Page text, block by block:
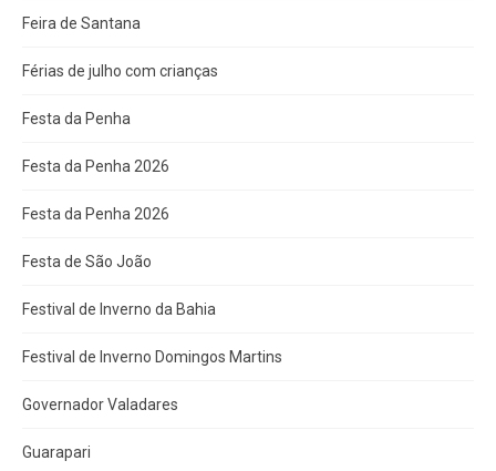
Feira de Santana
Férias de julho com crianças
Festa da Penha
Festa da Penha 2026
Festa da Penha 2026
Festa de São João
Festival de Inverno da Bahia
Festival de Inverno Domingos Martins
Governador Valadares
Guarapari